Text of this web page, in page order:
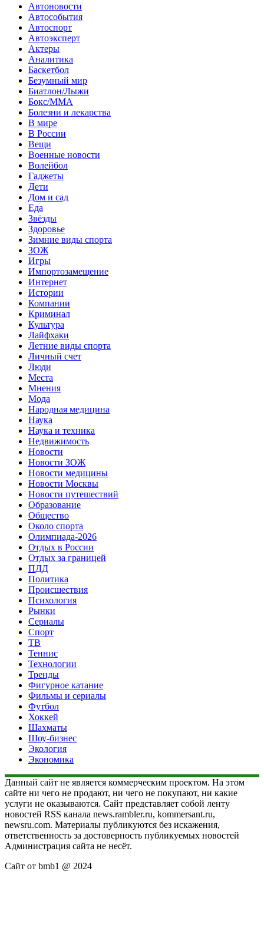
Автоновости
Автособытия
Автоспорт
Автоэксперт
Актеры
Аналитика
Баскетбол
Безумный мир
Биатлон/Лыжи
Бокс/MMA
Болезни и лекарства
В мире
В России
Вещи
Военные новости
Волейбол
Гаджеты
Дети
Дом и сад
Еда
Звёзды
Здоровье
Зимние виды спорта
ЗОЖ
Игры
Импортозамещение
Интернет
Истории
Компании
Криминал
Культура
Лайфхаки
Летние виды спорта
Личный счет
Люди
Места
Мнения
Мода
Народная медицина
Наука
Наука и техника
Недвижимость
Новости
Новости ЗОЖ
Новости медицины
Новости Москвы
Новости путешествий
Образование
Общество
Около спорта
Олимпиада-2026
Отдых в России
Отдых за границей
ПДД
Политика
Происшествия
Психология
Рынки
Сериалы
Спорт
ТВ
Теннис
Технологии
Тренды
Фигурное катание
Фильмы и сериалы
Футбол
Хоккей
Шахматы
Шоу-бизнес
Экология
Экономика
Данный сайт не является коммерческим проектом. На этом
сайте ни чего не продают, ни чего не покупают, ни какие
услуги не оказываются. Сайт представляет собой ленту
новостей RSS канала news.rambler.ru, kommersant.ru,
newsru.com. Материалы публикуются без искажения,
ответственность за достоверность публикуемых новостей
Администрация сайта не несёт.
Сайт от bmb1 @ 2024